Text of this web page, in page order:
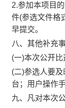
2.参加本项目
件(参选文件格
早提交。
八、其他补充
(一)本次公开
(二)参选人要
台；用户操作
九、凡对本次